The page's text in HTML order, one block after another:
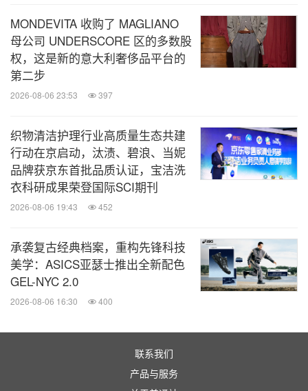
诠释「看好我这场」理念，展现品牌单品在时尚先锋
设计领域的无限可能。
此外，知名演员梅婷携手女儿曾慕梅（快快）亮相大
秀现场，续写妇女节《母女之间》主题故事。梅婷曾
出演过《父母爱情》《六姊妹》等多部大热剧集，揽
收多个行业奖项，是名副其实的「
婷多年来对演艺事业的专注与坚持，让女儿曾慕梅
（快快）同样对其产生了兴趣。梅婷也一直以来都以
包容的态度，鼓励曾慕梅（快快）在成长道路上的勇
MONDEVITA 收购了 MAGLIANO
母公司 UNDERSCORE 区的多数股
权，这是新的意大利奢侈品平台的
第二步
2026-08-06 23:53 397
织物清洁护理行业高质量生态共建
行动在京启动，汰渍、碧浪、当妮
品牌获京东首批品质认证，宝洁洗
衣科研成果荣登国际SCI期刊
2026-08-06 19:43 452
承袭复古经典档案，重构先锋科技
美学：ASICS亚瑟士推出全新配色
GEL-NYC 2.0
2026-08-06 16:30 400
联系我们
产品与服务